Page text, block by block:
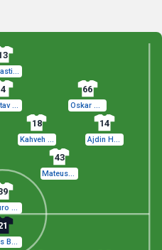
Sebastian Madejski
66
Oskar Wójcik
4
Gustav Henriksson
14
Ajdin Hasić
18
Kahveh Zahiroleslam
43
Mateusz Klich
Mauro Perković
Elves Baldé